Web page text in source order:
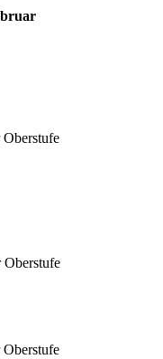
Oberstufe